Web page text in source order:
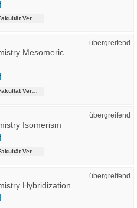
übergreifend
Mesomeric
übergreifend
Isomerism
übergreifend
Hybridization